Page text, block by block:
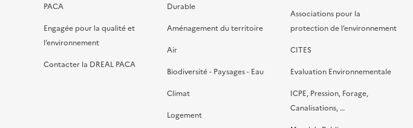
PACA
Engagée pour la qualité et
l’environnement
Contacter la DREAL PACA
Durable
Aménagement du territoire
Air
Biodiversité - Paysages - Eau
Climat
Logement
Associations pour la
protection de l’environnement
CITES
Evaluation Environnementale
ICPE, Pression, Forage,
Canalisations, …